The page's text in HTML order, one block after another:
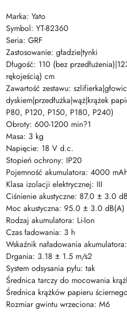
Marka: Yato
Symbol: YT-82360
Seria: GRF
Zastosowanie: gładzie|tynki
Długość: 110 (bez
rękojeścią) cm
Zawartość zestawu:
dyskiem|przedłużka|wąż|krążek
P80, P120, P150, P180, P240)
Obroty: 600-1200 min?1
Masa: 3 kg
Napięcie: 18 V d.c.
Stopień ochrony: IP20
Pojemność akumulatora: 4000
Klasa izolacji elektrycznej: III
Ciśnienie akustyczne: 87.0 ± 3.0
Moc akustyczna: 95.0 ± 3.0 dB(A)
Rodzaj akumulatora: Li-Ion
Czas ładowania: 3 h
Wskaźnik naładowania
Drgania: 3.18 ± 1.5 m/s2
System odsysania pyłu: tak
Średnica tarczy do mocowania
Średnica krążków papieru
Rozmiar gwintu wrzeciona: M6